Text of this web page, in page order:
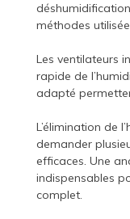
méthodes
Les ventilateurs
rapide de
adapté
L’élimination de
demander
efficaces. Une
indispensables
complet.